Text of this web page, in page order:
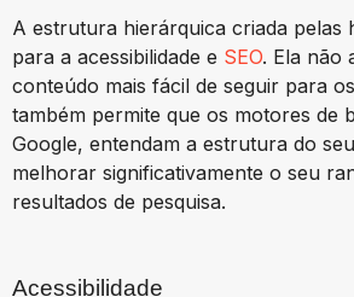
A estrutura hierárquica criada pelas
para a acessibilidade e SEO. Ela não
conteúdo mais fácil de seguir para
também permite que os motores de
Google, entendam a estrutura do
melhorar significativamente o seu
resultados de pesquisa.
Acessibilidade